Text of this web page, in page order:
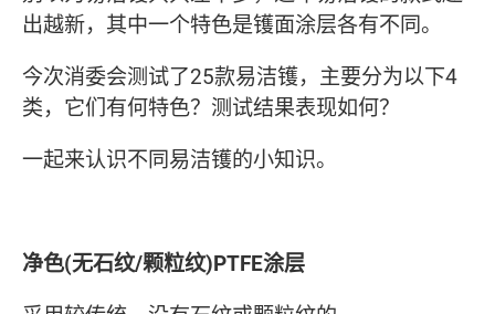
出越新，其中一个特色是镬面涂层各有不同。
今次消委会测试了25款易洁镬，主要分为以下4
类，它们有何特色？测试结果表现如何？
一起来认识不同易洁镬的小知识。
净色(无石纹/颗粒纹)PTFE涂层